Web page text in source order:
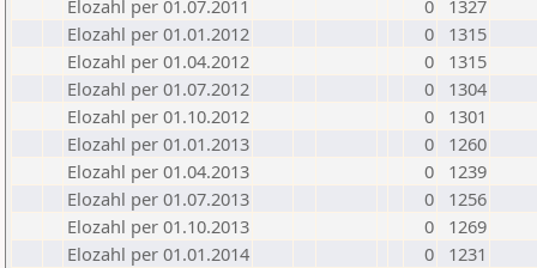
Elozahl per 01.07.2011
0
1327
Elozahl per 01.01.2012
0
1315
Elozahl per 01.04.2012
0
1315
Elozahl per 01.07.2012
0
1304
Elozahl per 01.10.2012
0
1301
Elozahl per 01.01.2013
0
1260
Elozahl per 01.04.2013
0
1239
Elozahl per 01.07.2013
0
1256
Elozahl per 01.10.2013
0
1269
Elozahl per 01.01.2014
0
1231